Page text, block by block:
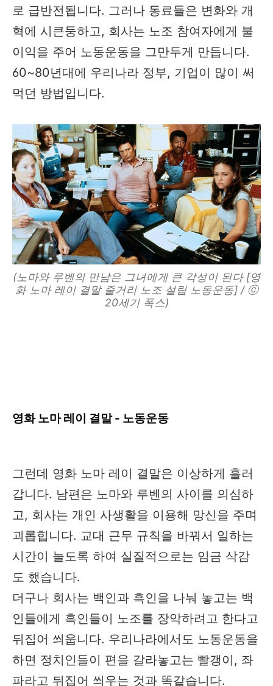
로 급반전됩니다. 그러나 동료들은 변화와 개
혁에 시큰둥하고, 회사는 노조 참여자에게 불
이익을 주어 노동운동을 그만두게 만듭니다.
60~80년대에 우리나라 정부, 기업이 많이 써
먹던 방법입니다.
(노마와 루벤의 만남은 그녀에게 큰 각성이 된다 [영
화 노마 레이 결말 줄거리 노조 설립 노동운동] / ⓒ
20세기 폭스)
영화 노마 레이 결말 - 노동운동
그런데 영화 노마 레이 결말은 이상하게 흘러
갑니다. 남편은 노마와 루벤의 사이를 의심하
고, 회사는 개인 사생활을 이용해 망신을 주며
괴롭힙니다. 교대 근무 규칙을 바꿔서 일하는
시간이 늘도록 하여 실질적으로는 임금 삭감
도 했습니다.
더구나 회사는 백인과 흑인을 나눠 놓고는 백
인들에게 흑인들이 노조를 장악하려고 한다고
뒤집어 씌웁니다. 우리나라에서도 노동운동을
하면 정치인들이 편을 갈라놓고는 빨갱이, 좌
파라고 뒤집어 씌우는 것과 똑같습니다.